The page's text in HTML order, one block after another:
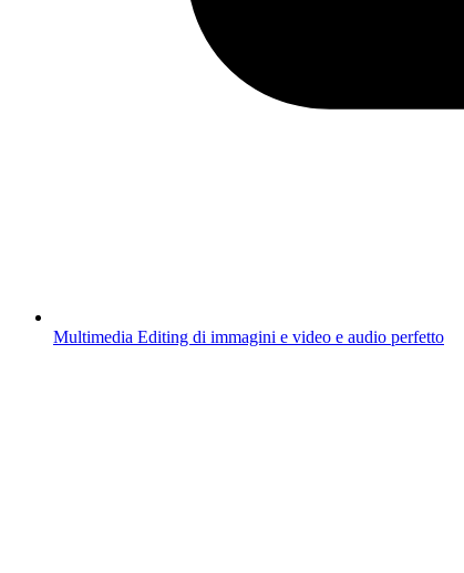
Multimedia Editing di immagini e video e audio perfetto